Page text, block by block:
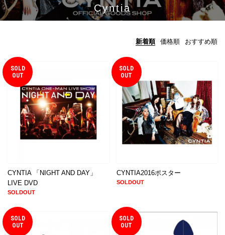
Cyntia
新着順 価格順 おすすめ順
SOLD
OUT
CYNTIA 「NIGHT AND DAY」
LIVE DVD
SOLDOUT
SOLD
OUT
CYNTIA2016ポスター
SOLDOUT
SOLD
OUT
SOLD
OUT